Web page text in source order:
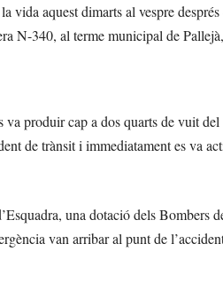
aquest dimarts al vespre
N-340, al terme municipal de
va produir cap a dos quarts de vuit
de trànsit i immediatament es va
una dotació dels Bombers
van arribar al punt de